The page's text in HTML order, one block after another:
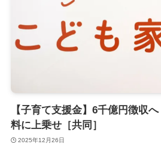
【子育て支援金】6千億円徴収
料に上乗せ［共同］
2025年12月26日